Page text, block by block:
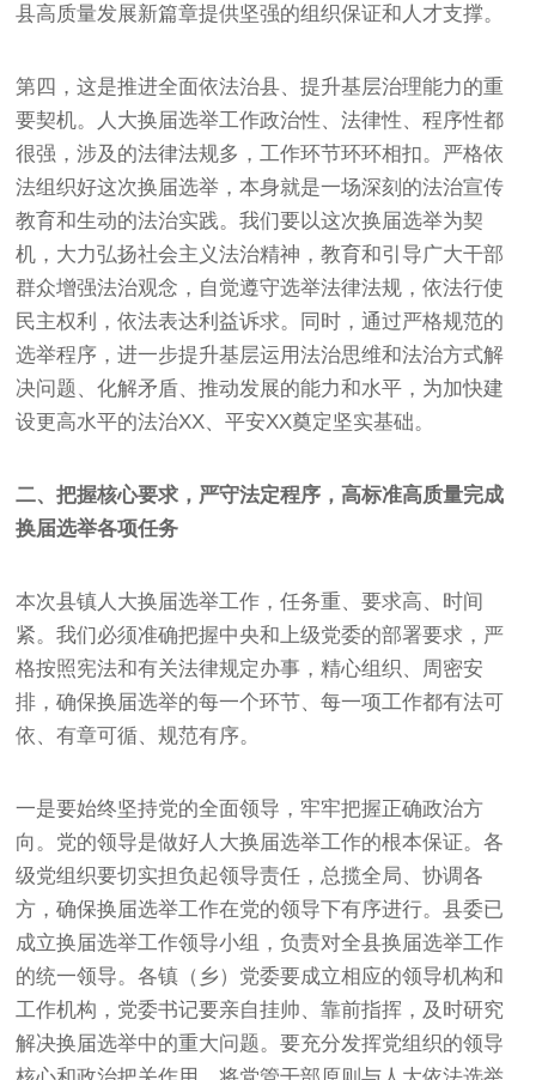
县高质量发展新篇章提供坚强的组织保证和人才支撑。
第四，这是推进全面依法治县、提升基层治理能力的重
要契机。人大换届选举工作政治性、法律性、程序性都
很强，涉及的法律法规多，工作环节环环相扣。严格依
法组织好这次换届选举，本身就是一场深刻的法治宣传
教育和生动的法治实践。我们要以这次换届选举为契
机，大力弘扬社会主义法治精神，教育和引导广大干部
群众增强法治观念，自觉遵守选举法律法规，依法行使
民主权利，依法表达利益诉求。同时，通过严格规范的
选举程序，进一步提升基层运用法治思维和法治方式解
决问题、化解矛盾、推动发展的能力和水平，为加快建
设更高水平的法治XX、平安XX奠定坚实基础。
二、把握核心要求，严守法定程序，高标准高质量完成
换届选举各项任务
本次县镇人大换届选举工作，任务重、要求高、时间
紧。我们必须准确把握中央和上级党委的部署要求，严
格按照宪法和有关法律规定办事，精心组织、周密安
排，确保换届选举的每一个环节、每一项工作都有法可
依、有章可循、规范有序。
一是要始终坚持党的全面领导，牢牢把握正确政治方
向。党的领导是做好人大换届选举工作的根本保证。各
级党组织要切实担负起领导责任，总揽全局、协调各
方，确保换届选举工作在党的领导下有序进行。县委已
成立换届选举工作领导小组，负责对全县换届选举工作
的统一领导。各镇（乡）党委要成立相应的领导机构和
工作机构，党委书记要亲自挂帅、靠前指挥，及时研究
解决换届选举中的重大问题。要充分发挥党组织的领导